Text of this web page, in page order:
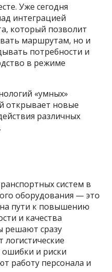
Уже сегодня
интеграцией
который позволит
маршрутам, но и
потребности и
в режиме
«умных»
открывает новые
различных
систем в
оборудования — это
пути к повышению
и качества
решают сразу
логистические
и риски
работу персонала и